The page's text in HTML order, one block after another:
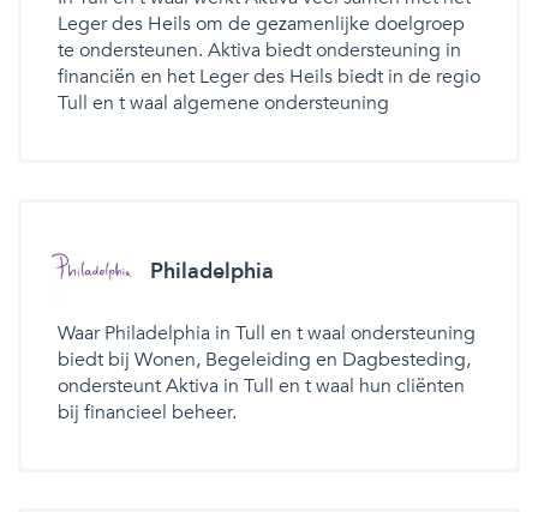
Leger des Heils om de gezamenlijke doelgroep
te ondersteunen. Aktiva biedt ondersteuning in
financiën en het Leger des Heils biedt in de regio
Tull en t waal algemene ondersteuning
Philadelphia
Waar Philadelphia in Tull en t waal ondersteuning
biedt bij Wonen, Begeleiding en Dagbesteding,
ondersteunt Aktiva in Tull en t waal hun cliënten
bij financieel beheer.